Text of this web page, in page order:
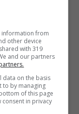
l’aroma) e
lo sciroppo si
. Una volta
non resta
sul piatto di
lo sciroppo e
information from
other device
with 319
and our partners
data on the basis
to by managing
of this page
in privacy